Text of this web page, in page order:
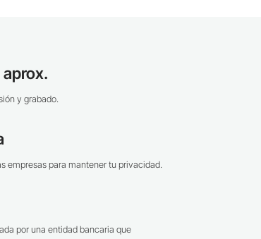
y grabado.
empresas para mantener tu privacidad.
por una entidad bancaria que